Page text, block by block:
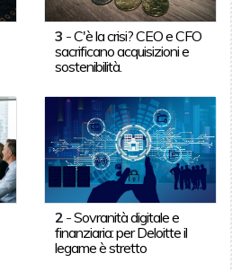
3 -C'è la crisi? CEO e CFO
sacrificano acquisizioni e
sostenibilità.
2 -Sovranità digitale e
finanziaria: per Deloitte il
legame è stretto